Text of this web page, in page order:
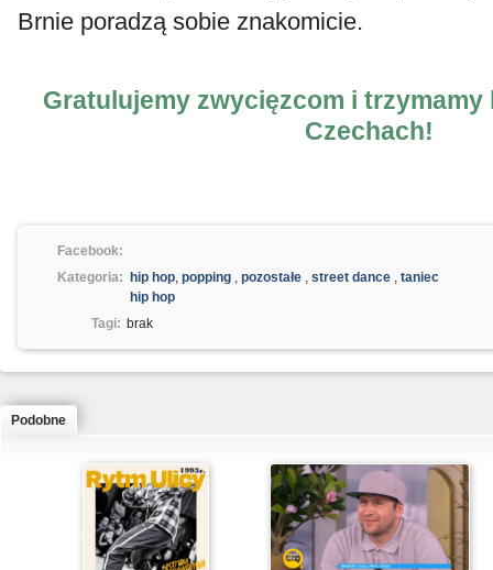
Brnie poradzą sobie znakomicie.
Gratulujemy zwycięzcom i trzymamy
Czechach!
Facebook:
Kategoria:
hip hop, popping , pozostałe , street dance , taniec
hip hop
Tagi: brak
Podobne